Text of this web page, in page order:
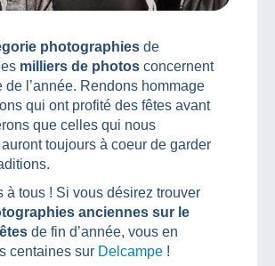
photographies de
milliers de photos concernent
de l’année. Rendons hommage
qui ont profité des fêtes avant
que celles qui nous
toujours à coeur de garder
à tous ! Si vous désirez trouver
anciennes sur le
de fin d’année, vous en
centaines sur Delcampe !